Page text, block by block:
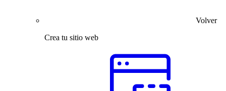
Volver
Crea tu sitio web